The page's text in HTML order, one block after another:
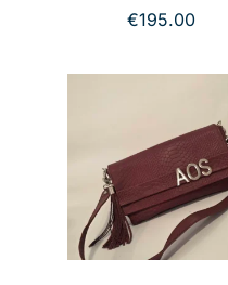
€195.00